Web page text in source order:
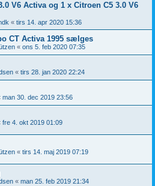
V6 Activa og 1 x Citroen C5 3.0 V6
« tirs 14. apr 2020 15:36
CT Activa 1995 sælges
« ons 5. feb 2020 07:35
« tirs 28. jan 2020 22:24
man 30. dec 2019 23:56
fre 4. okt 2019 01:09
« tirs 14. maj 2019 07:19
« man 25. feb 2019 21:34